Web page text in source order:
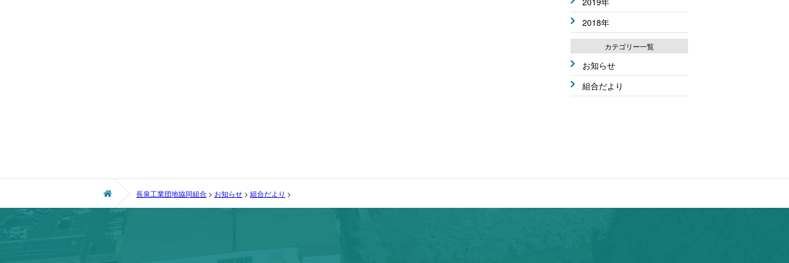
2018年
カテゴリー一覧
お知らせ
組合だより
長泉工業団地協同組合 > お知らせ > 組合だより >